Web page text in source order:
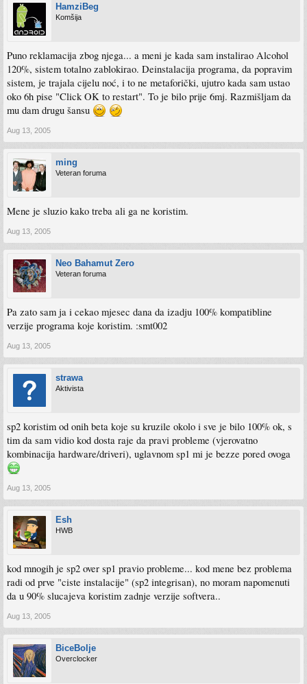
HamziBeg
Komšija
Puno reklamacija zbog njega... a meni je kada sam instalirao Alcohol
120%, sistem totalno zablokirao. Deinstalacija programa, da popravim
sistem, je trajala cijelu noć, i to ne metaforički, ujutro kada sam ustao
oko 6h pise "Click OK to restart". To je bilo prije 6mj. Razmišljam da
mu dam drugu šansu
Aug 13, 2005
ming
Veteran foruma
Mene je sluzio kako treba ali ga ne koristim.
Aug 13, 2005
Neo Bahamut Zero
Veteran foruma
Pa zato sam ja i cekao mjesec dana da izadju 100% kompatibline
verzije programa koje koristim. :smt002
Aug 13, 2005
strawa
Aktivista
sp2 koristim od onih beta koje su kruzile okolo i sve je bilo 100% ok, s
tim da sam vidio kod dosta raje da pravi probleme (vjerovatno
kombinacija hardware/driveri), uglavnom sp1 mi je bezze pored ovoga
Aug 13, 2005
Esh
HWB
kod mnogih je sp2 over sp1 pravio probleme... kod mene bez problema
radi od prve "ciste instalacije" (sp2 integrisan), no moram napomenuti
da u 90% slucajeva koristim zadnje verzije softvera..
Aug 13, 2005
BiceBolje
Overclocker